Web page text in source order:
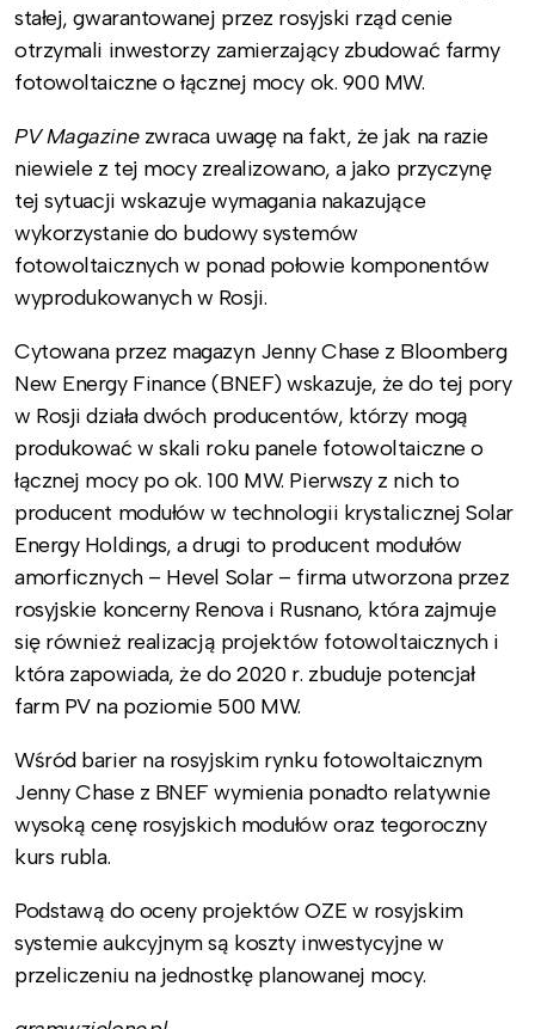
stałej, gwarantowanej przez rosyjski rząd cenie
otrzymali inwestorzy zamierzający zbudować farmy
fotowoltaiczne o łącznej mocy ok. 900 MW.
PV Magazinezwraca uwagę na fakt, że jak na razie
niewiele z tej mocy zrealizowano, a jako przyczynę
tej sytuacji wskazuje wymagania nakazujące
wykorzystanie do budowy systemów
fotowoltaicznych w ponad połowie komponentów
wyprodukowanych w Rosji.
Cytowana przez magazyn Jenny Chase z Bloomberg
New Energy Finance (BNEF) wskazuje, że do tej pory
w Rosji działa dwóch producentów, którzy mogą
produkować w skali roku panele fotowoltaiczne o
łącznej mocy po ok. 100 MW. Pierwszy z nich to
producent modułów w technologii krystalicznej Solar
Energy Holdings, a drugi to producent modułów
amorficznych – Hevel Solar – firma utworzona przez
rosyjskie koncerny Renova i Rusnano, która zajmuje
się również realizacją projektów fotowoltaicznych i
która zapowiada, że do 2020 r. zbuduje potencjał
farm PV na poziomie 500 MW.
Wśród barier na rosyjskim rynku fotowoltaicznym
Jenny Chase z BNEF wymienia ponadto relatywnie
wysoką cenę rosyjskich modułów oraz tegoroczny
kurs rubla.
Podstawą do oceny projektów OZE w rosyjskim
systemie aukcyjnym są koszty inwestycyjne w
przeliczeniu na jednostkę planowanej mocy.